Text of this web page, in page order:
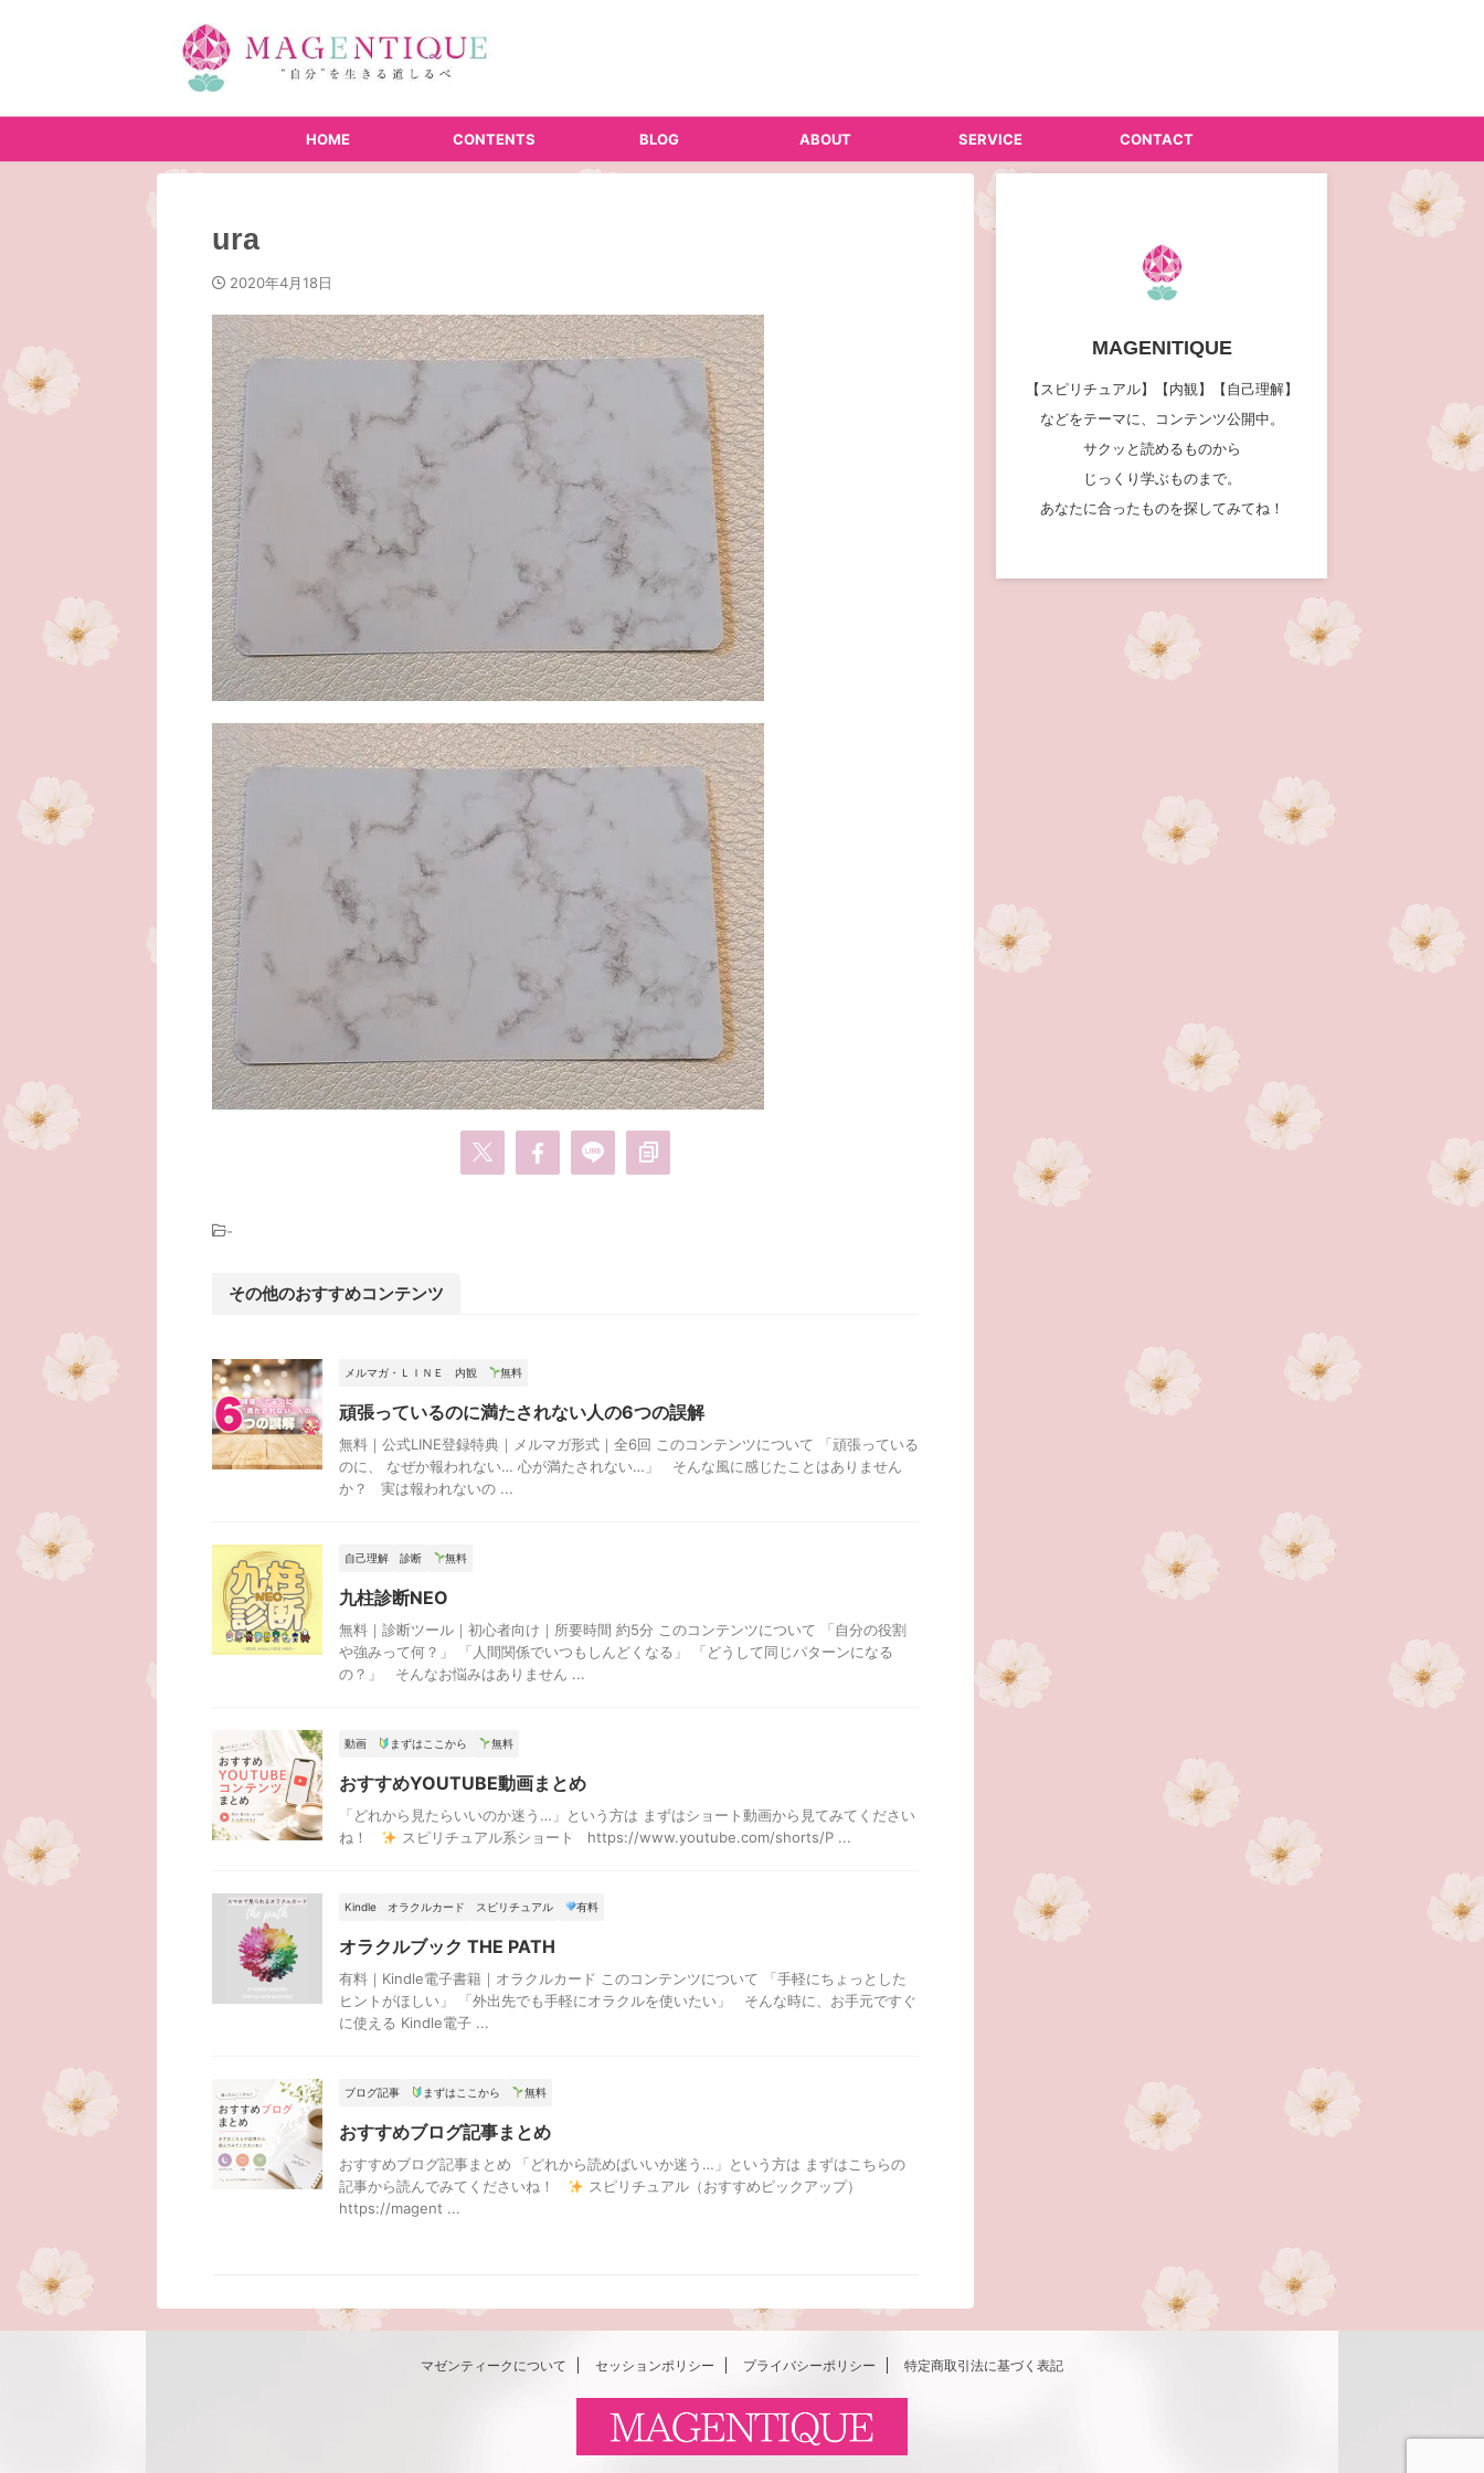
HOME CONTENTS BLOG ABOUT SERVICE CONTACT
ura
2020年4月18日
-
その他のおすすめコンテンツ
メルマガ・ＬＩＮＥ 内観 無料
頑張っているのに満たされない人の6つの誤解
無料｜公式LINE登録特典｜メルマガ形式｜全6回 このコンテンツについて 「頑張っている
のに、 なぜか報われない… 心が満たされない…」 そんな風に感じたことはありません
か？ 実は報われないの ...
自己理解 診断 無料
九柱診断NEO
無料｜診断ツール｜初心者向け｜所要時間 約5分 このコンテンツについて 「自分の役割
や強みって何？」 「人間関係でいつもしんどくなる」 「どうして同じパターンになる
の？」 そんなお悩みはありません ...
動画 まずはここから 無料
おすすめYOUTUBE動画まとめ
「どれから見たらいいのか迷う…」という方は まずはショート動画から見てみてください
ね！
スピリチュアル系ショート https://www.youtube.com/shorts/P ...
Kindle オラクルカード スピリチュアル 有料
オラクルブック THE PATH
有料｜Kindle電子書籍｜オラクルカード このコンテンツについて 「手軽にちょっとした
ヒントがほしい」 「外出先でも手軽にオラクルを使いたい」 そんな時に、お手元ですぐ
に使える Kindle電子 ...
ブログ記事 まずはここから 無料
おすすめブログ記事まとめ
おすすめブログ記事まとめ 「どれから読めばいいか迷う…」という方は まずはこちらの
記事から読んでみてくださいね！
スピリチュアル（おすすめピックアップ）
https://magent ...
MAGENITIQUE
【スピリチュアル】【内観】【自己理解】
などをテーマに、コンテンツ公開中。
サクッと読めるものから
じっくり学ぶものまで。
あなたに合ったものを探してみてね！
マゼンティークについて セッションポリシー プライバシーポリシー 特定商取引法に基づく表記